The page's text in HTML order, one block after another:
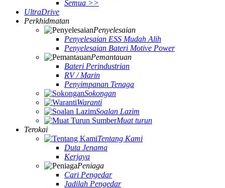
Semua >>
UltraDrive
Perkhidmatan
Penyelesaian
Penyelesaian ESS Mudah Alih
Penyelesaian Bateri Motive Power
Pemantauan
Bateri Perindustrian
RV / Marin
Penyimpanan Tenaga
Sokongan
Waranti
Soalan Lazim
Muat turun
Terokai
Tentang Kami
Duta Jenama
Kerjaya
Peniaga
Cari Pengedar
Jadilah Pengedar